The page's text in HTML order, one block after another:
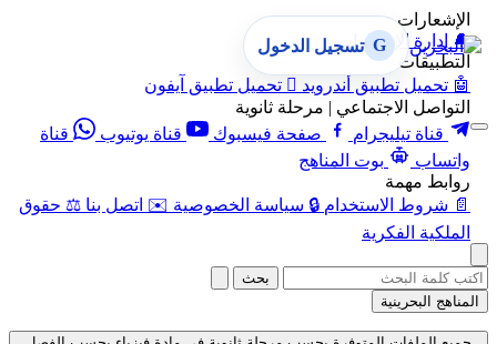
الإشعارات
🔔 إدارة الإشعارات
التطبيقات
🤖 تحميل تطبيق أندرويد  تحميل تطبيق آيفون
التواصل الاجتماعي | مرحلة ثانوية
قناة تيليجرام
صفحة فيسبوك قناة يوتيوب
قناة
واتساب
بوت المناهج
روابط مهمة
📄 شروط الاستخدام 🔒 سياسة الخصوصية ✉️ اتصل بنا ⚖️ حقوق
الملكية الفكرية
G تسجيل الدخول
بحث
المناهج البحرينية